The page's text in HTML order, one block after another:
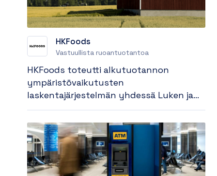
HKFoods
Vastuullista ruoantuotantoa
HKFoods toteutti alkutuotannon
ympäristövaikutusten
laskentajärjestelmän yhdessä Luken ja
Biocoden kanssa− ”Haluamme, että
vastuullisuusdata kulkee arvoketjussa
automatisoidusti”